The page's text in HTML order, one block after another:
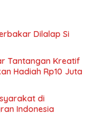
Dilalap Si
Tantangan Kreatif
Hadiah Rp10 Juta
di
Indonesia